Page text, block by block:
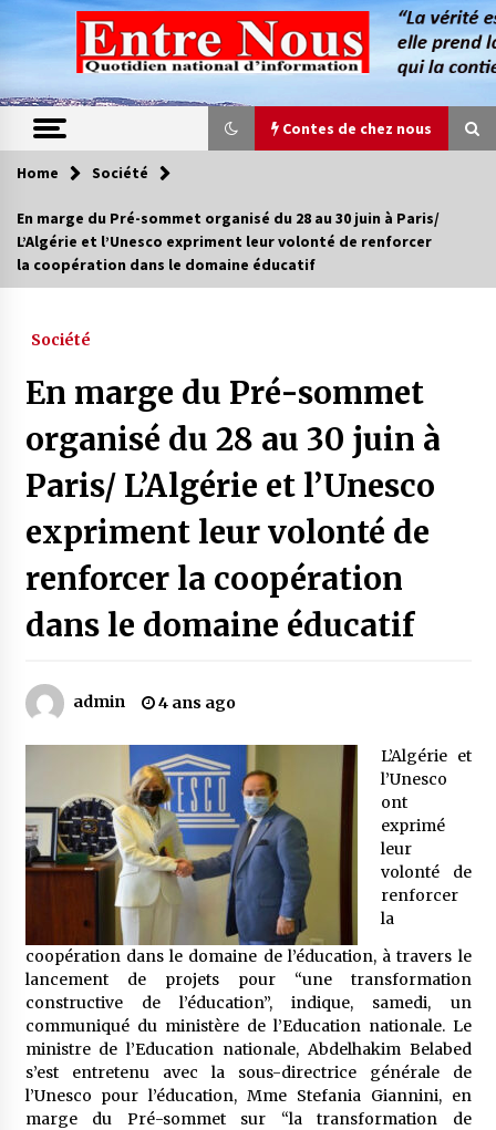
content
Contes de chez nous
Contes de chez nous
Quand la mère n’est plus là (17e partie)
4 ans ago
Oum el Gaïla / L’ogresse du M’zab
4 ans ago
montagnards
« Père, tiens-moi, je vais tomber ! »
5 ans ago
Le bouc de l’Au-delà
5 ans ago
Le monstrueux vieillard (Un récit du Sud
algérien)
5 ans ago
Rencontre nocturne dans le désert (Un conte
touareg)
5 ans ago
Home Société
En marge du Pré-sommet organisé du 28 au 30 juin à Paris/
L’Algérie et l’Unesco expriment leur volonté de renforcer
la coopération dans le domaine éducatif
Société
En marge du Pré-sommet
organisé du 28 au 30 juin à
Paris/ L’Algérie et l’Unesco
expriment leur volonté de
renforcer la coopération
dans le domaine éducatif
admin 4 ans ago
L’Algérie et
l’Unesco
ont
exprimé
leur
volonté de
renforcer
la
coopération dans le domaine de l’éducation, à travers le
lancement de projets pour “une transformation
constructive de l’éducation”, indique, samedi, un
communiqué du ministère de l’Education nationale. Le
ministre de l’Education nationale, Abdelhakim Belabed
s’est entretenu avec la sous-directrice générale de
l’Unesco pour l’éducation, Mme Stefania Giannini, en
marge du Pré-sommet sur “la transformation de